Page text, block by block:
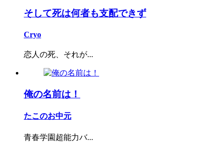
そして死は何者も支配できず
Cryo
恋人の死、それが...
俺の名前は！
たこのお中元
青春学園超能力バ...